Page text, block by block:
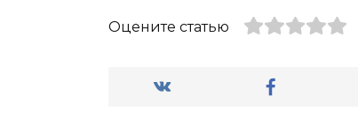
Оцените статью